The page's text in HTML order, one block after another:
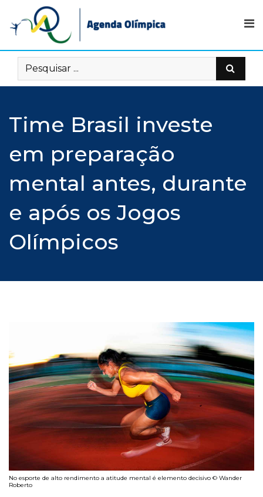
content
Time Brasil investe
em preparação
mental antes, durante
e após os Jogos
Olímpicos
No esporte de alto rendimento a atitude mental é elemento decisivo © Wander
Roberto